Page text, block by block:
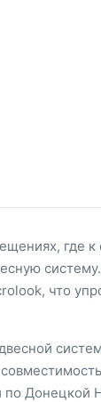
где к
что
по Донецкой